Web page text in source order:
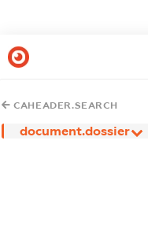
CAHEADER.SEARCH
document.dossier